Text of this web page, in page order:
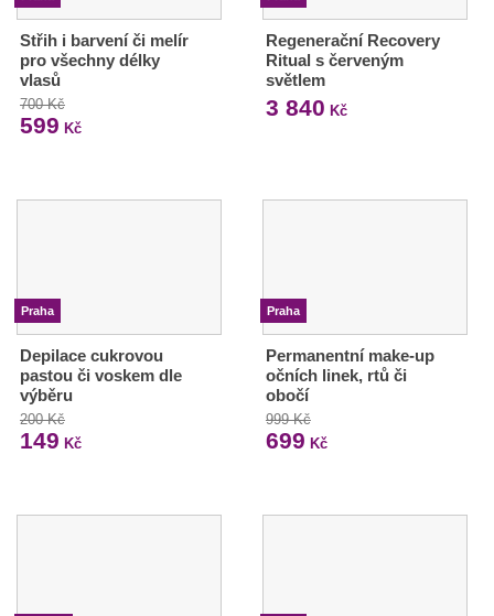
Střih i barvení či melír
pro všechny délky
vlasů
700 Kč
599 Kč
Regenerační Recovery
Ritual s červeným
světlem
3 840 Kč
Praha
Depilace cukrovou
pastou či voskem dle
výběru
200 Kč
149 Kč
Praha
Permanentní make-up
očních linek, rtů či
obočí
999 Kč
699 Kč